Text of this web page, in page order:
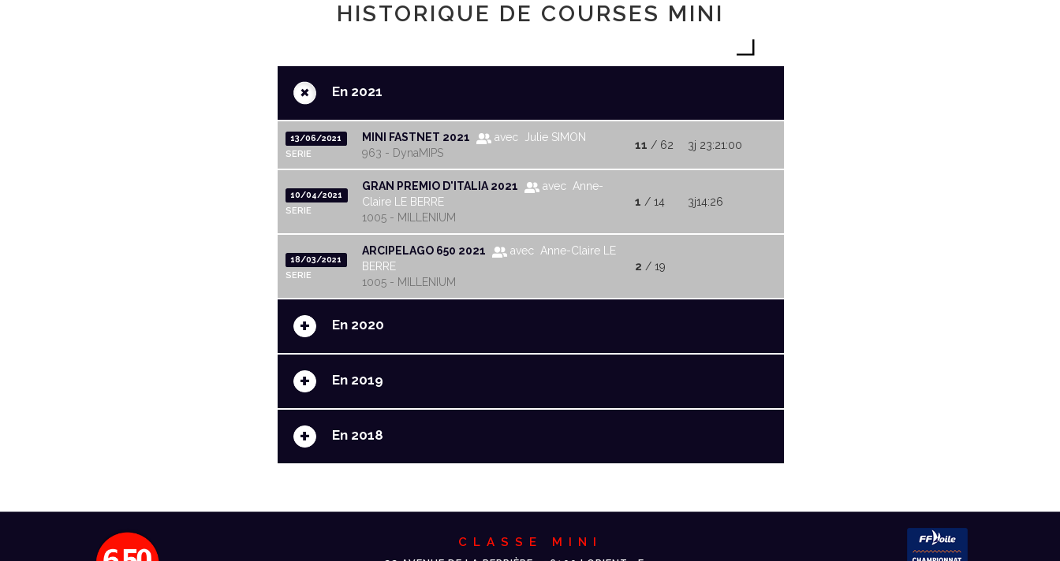
HISTORIQUE DE COURSES MINI
+ En 2021
13/06/2021
SERIE
MINI FASTNET 2021
avec Julie SIMON
963 - DynaMIPS
11 / 62 3j 23:21:00
10/04/2021
SERIE
GRAN PREMIO D'ITALIA 2021
avec Anne-
Claire LE BERRE
1005 - MILLENIUM
1 / 14 3j14:26
18/03/2021
SERIE
ARCIPELAGO 650 2021
avec Anne-Claire LE
BERRE
1005 - MILLENIUM
2 / 19
+ En 2020
+ En 2019
+ En 2018
CLASSE MINI